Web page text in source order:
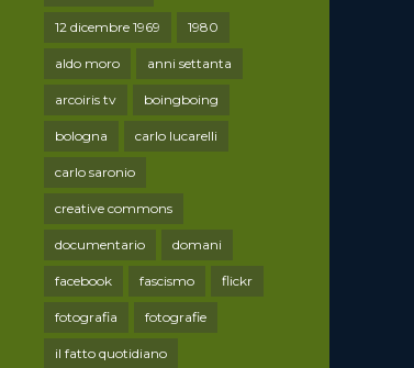
12 dicembre 1969 1980
aldo moro anni settanta
arcoiris tv boingboing
bologna carlo lucarelli
carlo saronio
creative commons
documentario domani
facebook fascismo flickr
fotografia fotografie
il fatto quotidiano